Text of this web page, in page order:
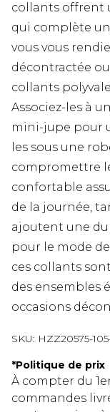
collants offrent
qui complète
vous vous
décontractée
collants
Associez-les à
mini-jupe pour
les sous une
compromettre
confortable
de la journée,
ajoutent une
pour le mode
ces collants
des ensembles
occasions
SKU: HZZ20575-
*Politique de prix
À compter du
commandes